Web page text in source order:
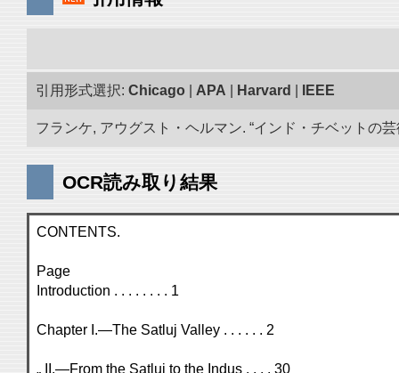
引用形式選択: Chicago APA Harvard IEEE
フランケ, アウグスト・ヘルマン. “インド・チベットの
OCR読み取り結果
CONTENTS.
Page
Introduction . . . . . . . . 1
Chapter I.—The Satluj Valley . . . . . . 2
„ II.—From the Satluj to the Indus . . . . 30